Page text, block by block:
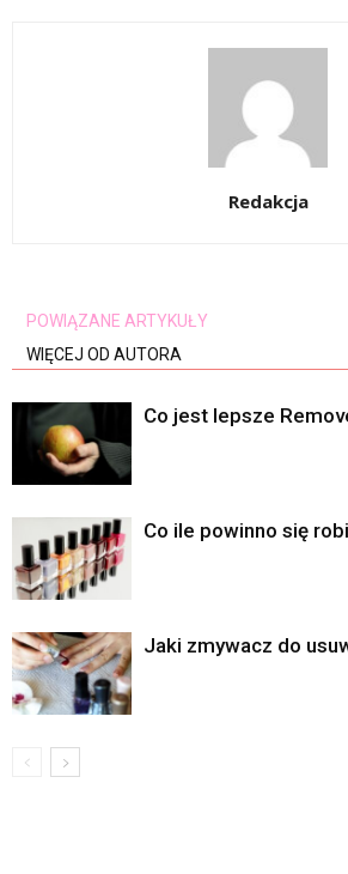
Redakcja
POWIĄZANE ARTYKUŁY
WIĘCEJ OD AUTORA
Co jest lepsze
Co ile powinno się
Jaki zmywacz do